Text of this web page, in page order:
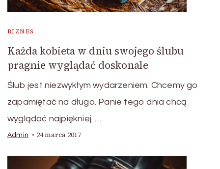
BIZNES
Każda kobieta w dniu swojego ślubu
pragnie wyglądać doskonale
Ślub jest niezwykłym wydarzeniem. Chcemy go
zapamiętać na długo. Panie tego dnia chcą
wyglądać najpiękniej. …
Admin 24 marca 2017